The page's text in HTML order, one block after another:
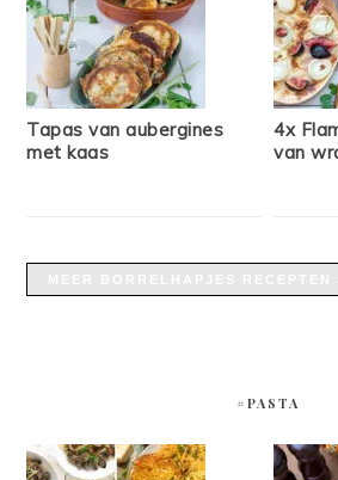
Tapas van aubergines
met kaas
4x
van
#PASTA